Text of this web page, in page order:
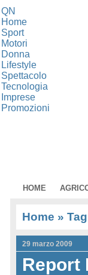
QN
Home
Sport
Motori
Donna
Lifestyle
Spettacolo
Tecnologia
Imprese
Promozioni
HOME
Home »
29 marzo 2009
Report